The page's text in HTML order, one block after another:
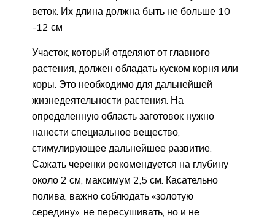
веток. Их длина должна быть не больше 10
-12 см
Участок, который отделяют от главного
растения, должен обладать куском корня или
коры. Это необходимо для дальнейшей
жизнедеятельности растения. На
определенную область заготовок нужно
нанести специальное вещество,
стимулирующее дальнейшее развитие.
Сажать черенки рекомендуется на глубину
около 2 см, максимум 2,5 см. Касательно
полива, важно соблюдать «золотую
середину», не пересушивать, но и не